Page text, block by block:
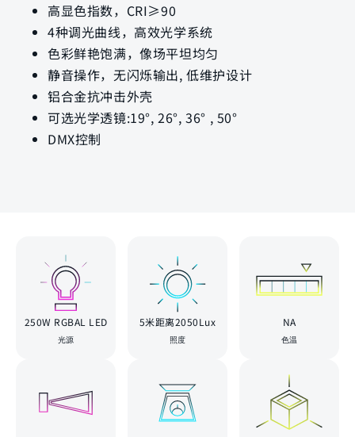
高显色指数，CRI≥90
4种调光曲线，高效光学系统
色彩鲜艳饱满，像场平坦均匀
静音操作，无闪烁输出, 低维护设计
铝合金抗冲击外壳
可选光学透镜:19°, 26°, 36° , 50°
DMX控制
250W RGBAL LED
光源
5米距离2050Lux
照度
NA
色温